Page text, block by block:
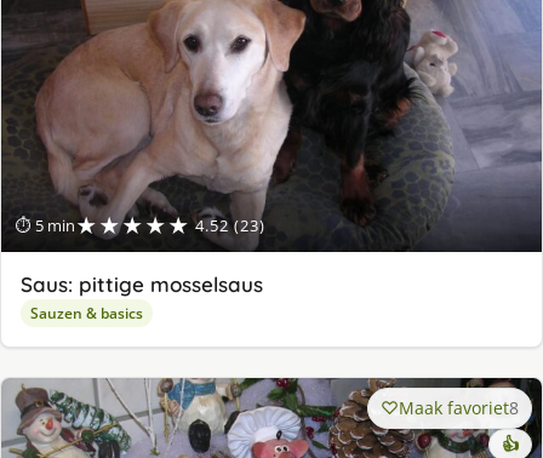
⏱ 5 min★★★★★ 4.52 (23)
Saus: pittige mosselsaus
Sauzen & basics
Maak favoriet8
👍